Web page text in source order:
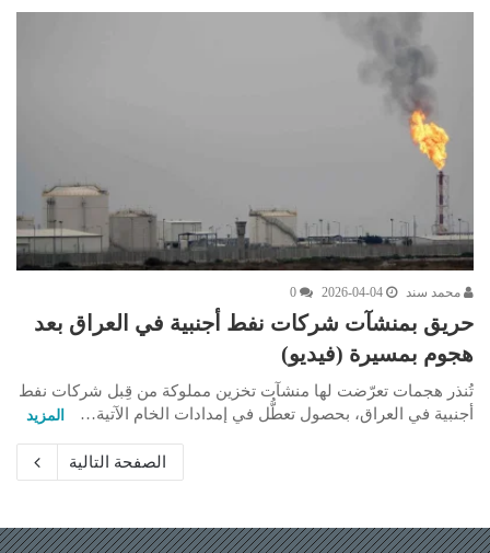
محمد سند 2026-04-04
0
حريق بمنشآت شركات نفط أجنبية في العراق بعد
هجوم بمسيرة (فيديو)
تُنذر هجمات تعرّضت لها منشآت تخزين مملوكة من قِبل شركات نفط
أجنبية في العراق، بحصول تعطُّل في إمدادات الخام الآتية…
المزيد
الصفحة التالية